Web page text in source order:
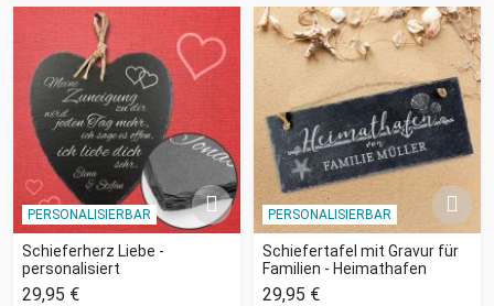
PERSONALISIERBAR
Schieferherz Liebe -
personalisiert
29,95 €
PERSONALISIERBAR
Schiefertafel mit Gravur für
Familien - Heimathafen
29,95 €